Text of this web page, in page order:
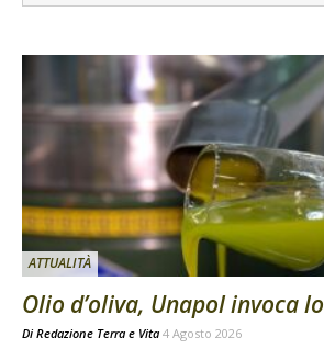
ATTUALITÀ
Olio d’oliva, Unapol invoca
Di Redazione Terra e Vita 4 Agosto 2026